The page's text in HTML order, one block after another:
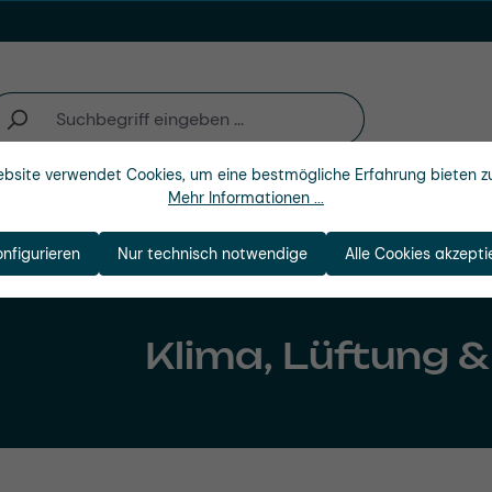
Klima, Lüftung
verwendet Cookies, um eine bestmögliche Erfahrung bieten
Mehr Informationen ...
Nur technisch notwendige Alle Cookies